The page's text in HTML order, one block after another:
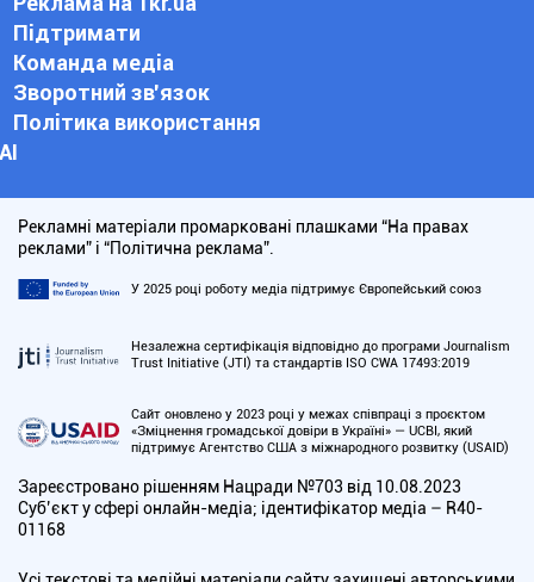
Підтримати
Команда медіа
Зворотний зв'язок
Політика використання
АІ
Рекламні матеріали промарковані плашками “На правах
реклами” і “Політична реклама”.
У 2025 році роботу медіа підтримує Європейський союз
Незалежна сертифікація відповідно до програми Journalism
Trust Initiative (JTI) та стандартів ISO CWA 17493:2019
Сайт оновлено у 2023 році у межах співпраці з проєктом
«Зміцнення громадської довіри в Україні» — UCBI, який
підтримує Агентство США з міжнародного розвитку (USAID)
Зареєстровано рішенням Нацради №703 від 10.08.2023
Cуб’єкт у сфері онлайн-медіа; ідентифікатор медіа – R40-
01168